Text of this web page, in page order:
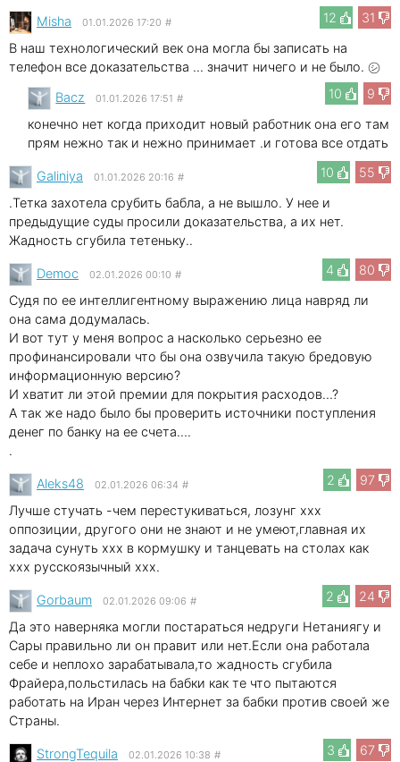
12
31
Misha 01.01.2026 17:20 #
В наш технологический век она могла бы записать на
телефон все доказательства ... значит ничего и не было. ㋛
10
9
Bacz 01.01.2026 17:51 #
конечно нет когда приходит новый работник она его там
прям нежно так и нежно принимает .и готова все отдать
10
55
Galiniya 01.01.2026 20:16 #
.Тетка захотела срубить бабла, а не вышло. У нее и
предыдущие суды просили доказательства, а их нет.
Жадность сгубила тетеньку..
4
80
Democ 02.01.2026 00:10 #
Судя по ее интеллигентному выражению лица навряд ли
она сама додумалась.
И вот тут у меня вопрос а насколько серьезно ее
профинансировали что бы она озвучила такую бредовую
информационную версию?
И хватит ли этой премии для покрытия расходов…?
А так же надо было бы проверить источники поступления
денег по банку на ее счета….
.
2
97
Aleks48 02.01.2026 06:34 #
Лучше стучать -чем перестукиваться, лозунг xxx
оппозиции, другого они не знают и не умеют,главная их
задача сунуть xxx в кормушку и танцевать на столах как
xxx русскоязычный xxx.
2
24
Gorbaum 02.01.2026 09:06 #
Да это наверняка могли постараться недруги Нетаниягу и
Сары правильно ли он правит или нет.Если она работала
себе и неплохо зарабатывала,то жадность сгубила
Фрайера,польстилась на бабки как те что пытаются
работать на Иран через Интернет за бабки против своей же
Страны.
3
67
StrongTequila 02.01.2026 10:38 #